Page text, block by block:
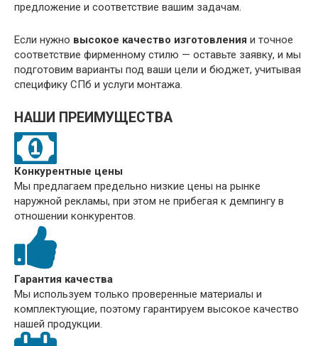
предложение и соответствие вашим задачам.
Если нужно высокое качество изготовления и точное
соответствие фирменному стилю — оставьте заявку, и мы
подготовим варианты под ваши цели и бюджет, учитывая
специфику СПб и услуги монтажа.
НАШИ ПРЕИМУЩЕСТВА
Конкурентные цены
Мы предлагаем предельно низкие цены на рынке
наружной рекламы, при этом не прибегая к демпингу в
отношении конкурентов.
Гарантия качества
Мы используем только проверенные материалы и
комплектующие, поэтому гарантируем высокое качество
нашей продукции.